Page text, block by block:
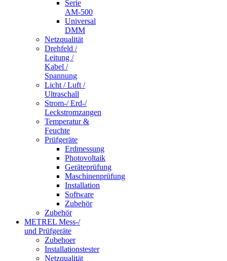
Serie
AM-500
Universal
DMM
Netzqualität
Drehfeld /
Leitung /
Kabel /
Spannung
Licht / Luft /
Ultraschall
Strom-/ Erd-/
Leckstromzangen
Temperatur &
Feuchte
Prüfgeräte
Erdmessung
Photovoltaik
Geräteprüfung
Maschinenprüfung
Installation
Software
Zubehör
Zubehör
METREL Mess-/
und Prüfgeräte
Zubehoer
Installationstester
Netzqualität